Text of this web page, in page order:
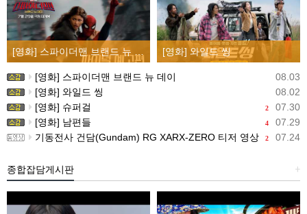
[영화] 와일드 씽
08.03
[영화] 스파이더맨 브랜드 뉴 데이
08.02
[영화] 와일드 씽
2 07.30
[영화] 슈퍼걸
4 07.29
[영화] 남편들
2 07.24
기동전사 건담(Gundam) RG XARX-ZERO 티저 영상
+
종합잡담게시판